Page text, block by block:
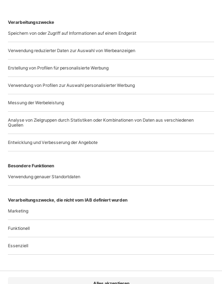
er», schrieb Wolfgang Koeppen über einen der
bedeutendsten...
Transition
Tänzerkarrieren sind kurz. Danach kommt noch lange nicht die
Rente. Melanie Suchy hat sich umgehört, wie Tänzer den Übergang in
ein neues Leben meistern, und wer einen dabei unterstützt. Tenor:
Erweitere den persönlichen und beruflichen Horizont möglichst früh
Ein Tänzer hört auf zu tanzen. Einer? Alle. Bis auf seltene
Ausnahmen beenden Tänzer ihren Beruf in einem knackigen
Alter, Jahrzehnte vor der Rentengrenze. Das weiß jeder, der
mit dem Tanzen beginnt, aber er denkt nicht dran. Eine Reihe
von Studien bezeugen: Das Berufsende ist tabu.
Nichtmehrtanzen ist keine Schande, sondern normal. Nur
nicht für einen selbst. Der...
Über uns Kontakt Kritikerumfrage Newsletter